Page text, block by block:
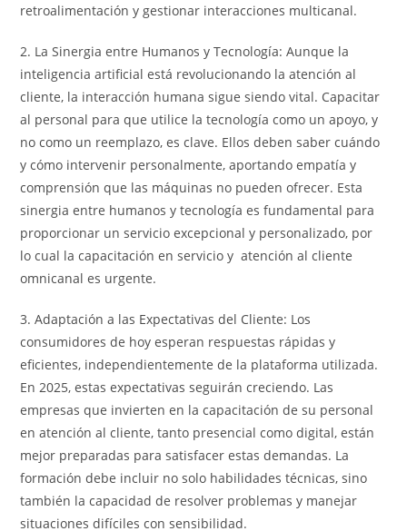
retroalimentación y gestionar interacciones multicanal.
2. La Sinergia entre Humanos y Tecnología: Aunque la
inteligencia artificial está revolucionando la atención al
cliente, la interacción humana sigue siendo vital. Capacitar
al personal para que utilice la tecnología como un apoyo, y
no como un reemplazo, es clave. Ellos deben saber cuándo
y cómo intervenir personalmente, aportando empatía y
comprensión que las máquinas no pueden ofrecer. Esta
sinergia entre humanos y tecnología es fundamental para
proporcionar un servicio excepcional y personalizado, por
lo cual la capacitación en servicio y atención al cliente
omnicanal es urgente.
3. Adaptación a las Expectativas del Cliente: Los
consumidores de hoy esperan respuestas rápidas y
eficientes, independientemente de la plataforma utilizada.
En 2025, estas expectativas seguirán creciendo. Las
empresas que invierten en la capacitación de su personal
en atención al cliente, tanto presencial como digital, están
mejor preparadas para satisfacer estas demandas. La
formación debe incluir no solo habilidades técnicas, sino
también la capacidad de resolver problemas y manejar
situaciones difíciles con sensibilidad.